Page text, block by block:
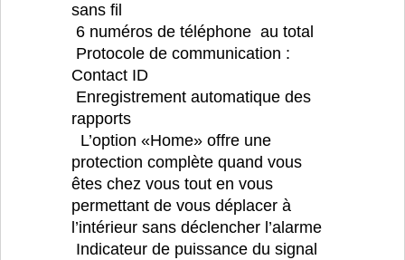
sans fil
6 numéros de téléphone au total
Protocole de communication :
Contact ID
Enregistrement automatique des
rapports
L’option «Home» offre une
protection complète quand vous
êtes chez vous tout en vous
permettant de vous déplacer à
l’intérieur sans déclencher l’alarme
Indicateur de puissance du signal